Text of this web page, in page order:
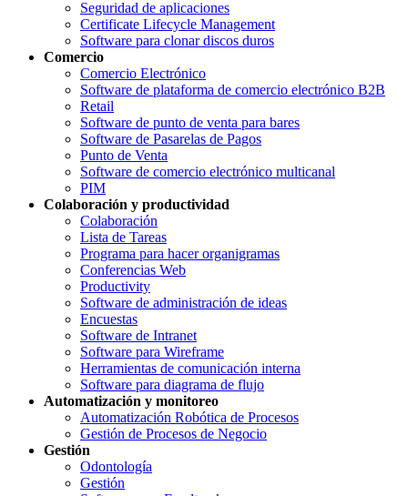
Seguridad de aplicaciones
Certificate Lifecycle Management
Software para clonar discos duros
Comercio
Comercio Electrónico
Software de plataforma de comercio electrónico B2B
Retail
Software de punto de venta para bares
Software de Pasarelas de Pagos
Punto de Venta
Software de comercio electrónico multicanal
PIM
Colaboración y productividad
Colaboración
Lista de Tareas
Programa para hacer organigramas
Conferencias Web
Productivity
Software de administración de ideas
Encuestas
Software de Intranet
Software para Wireframe
Herramientas de comunicación interna
Software para diagrama de flujo
Automatización y monitoreo
Automatización Robótica de Procesos
Gestión de Procesos de Negocio
Gestión
Odontología
Gestión